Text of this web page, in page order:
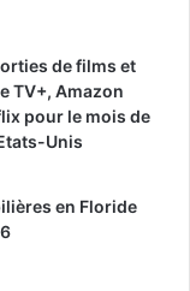
de films et
TV+, Amazon
pour le mois de
Unis
en Floride